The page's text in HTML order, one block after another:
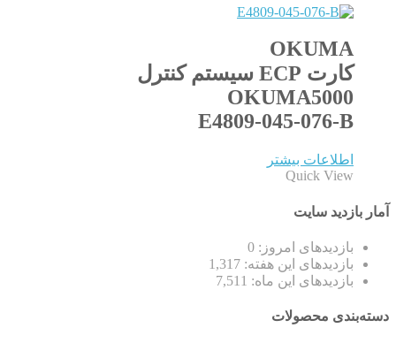
OKUMA
کارت ECP سیستم کنترل
OKUMA5000
E4809-045-076-B
اطلاعات بیشتر
Quick View
آمار بازدید سایت
بازدیدهای امروز: 0
بازدیدهای این هفته: 1,317
بازدیدهای این ماه: 7,511
دسته‌بندی محصولات